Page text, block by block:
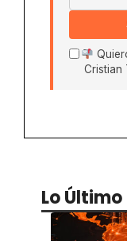
Cristian
Lo Último